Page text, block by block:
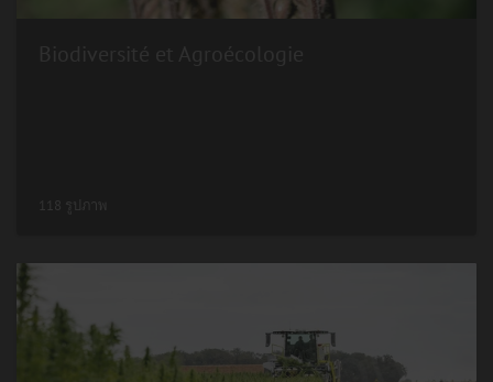
118 รูปภาพ